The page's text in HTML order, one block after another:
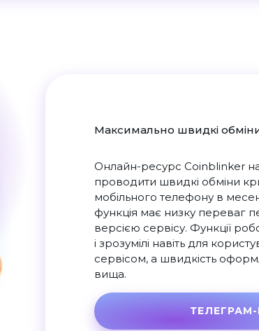
Максимально швидкі
Онлайн-ресурс Coinblinker
проводити швидкі обміни
мобільного телефону в
функція має низку переваг
версією сервісу. Функції
і зрозумілі навіть для
сервісом, а швидкість
вища.